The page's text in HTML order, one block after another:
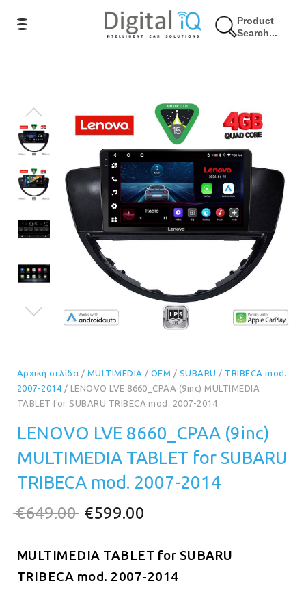
Product
Search...
8% Έκπτωση
Αρχική σελίδα / MULTIMEDIA / OEM / SUBARU / TRIBECA mod.
2007-2014 / LENOVO LVE 8660_CPAA (9inc) MULTIMEDIA
TABLET for SUBARU TRIBECA mod. 2007-2014
LENOVO LVE 8660_CPAA (9inc)
MULTIMEDIA TABLET for SUBARU
TRIBECA mod. 2007-2014
€649.00 Original
was:
€649.00.
€599.00
τιμή
είναι:
MULTIMEDIA TABLET for SUBARU
TRIBECA mod. 2007-2014